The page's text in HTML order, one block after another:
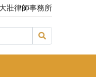
大壯律師事務所